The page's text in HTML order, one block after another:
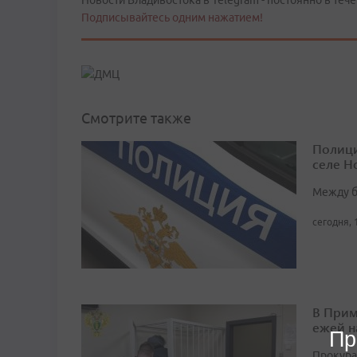
Подписывайтесь одним нажатием!
Смотрите также
селе
Между
сегодня,
В
ежей